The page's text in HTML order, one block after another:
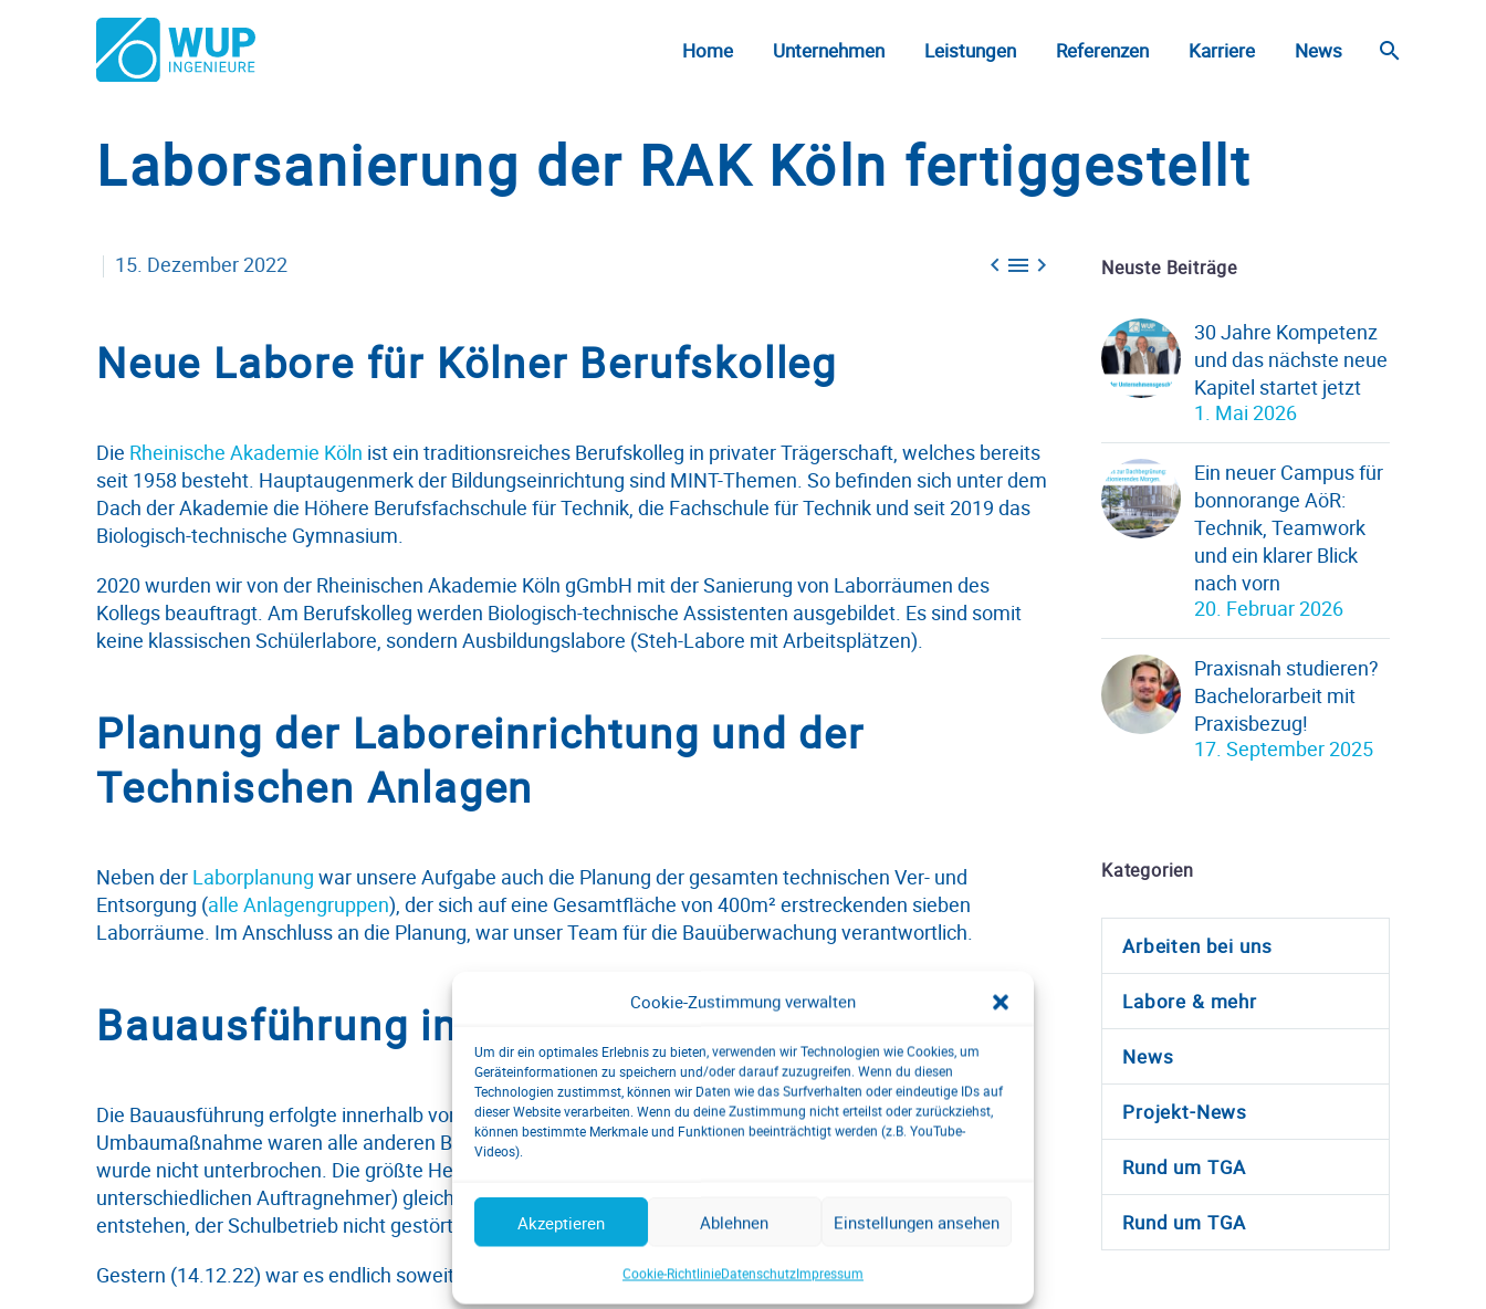
Cookie-Zustimmung verwalten
Um dir ein optimales Erlebnis zu bieten, verwenden wir Technologien wie Cookies, um
Geräteinformationen zu speichern und/oder darauf zuzugreifen. Wenn du diesen
Technologien zustimmst, können wir Daten wie das Surfverhalten oder eindeutige IDs auf
dieser Website verarbeiten. Wenn du deine Zustimmung nicht erteilst oder zurückziehst,
können bestimmte Merkmale und Funktionen beeinträchtigt werden (z.B. YouTube-
Videos).
Akzeptieren Ablehnen Einstellungen ansehen
Cookie-RichtlinieDatenschutzImpressum
Home Unternehmen Leistungen Referenzen Karriere News
Laborsanierung der RAK Köln fertiggestellt
  
15. Dezember 2022
Neue Labore für Kölner Berufskolleg
Die Rheinische Akademie Köln ist ein traditionsreiches Berufskolleg in privater Trägerschaft, welches bereits
seit 1958 besteht. Hauptaugenmerk der Bildungseinrichtung sind MINT-Themen. So befinden sich unter dem
Dach der Akademie die Höhere Berufsfachschule für Technik, die Fachschule für Technik und seit 2019 das
Biologisch-technische Gymnasium.
2020 wurden wir von der Rheinischen Akademie Köln gGmbH mit der Sanierung von Laborräumen des
Kollegs beauftragt. Am Berufskolleg werden Biologisch-technische Assistenten ausgebildet. Es sind somit
keine klassischen Schülerlabore, sondern Ausbildungslabore (Steh-Labore mit Arbeitsplätzen).
Planung der Laboreinrichtung und der
Technischen Anlagen
Neben der Laborplanung war unsere Aufgabe auch die Planung der gesamten technischen Ver- und
Entsorgung (alle Anlagengruppen), der sich auf eine Gesamtfläche von 400m² erstreckenden sieben
Laborräume. Im Anschluss an die Planung, war unser Team für die Bauüberwachung verantwortlich.
Bauausführung im laufenden Betrieb
Die Bauausführung erfolgte innerhalb von sechs Wochen im laufenden Betrieb. Während der
Umbaumaßnahme waren alle anderen Bereiche des Gebäudes weiterhin in Nutzung und der Schulbetrieb
wurde nicht unterbrochen. Die größte Herausforderung bestand darin, alle Gewerke (mehr als zehn
unterschiedlichen Auftragnehmer) gleichzeitig zu koordinieren, ohne dass Behinderungen im Bauablauf
entstehen, der Schulbetrieb nicht gestört und der sehr eng getaktete Zeitplan eingehalten wird.
Gestern (14.12.22) war es endlich soweit und die Einweihungsfeier der sanierten Räumlichkeiten fand statt.
Neuste Beiträge
30 Jahre Kompetenz
und das nächste neue
Kapitel startet jetzt
1. Mai 2026
Ein neuer Campus für
bonnorange AöR:
Technik, Teamwork
und ein klarer Blick
nach vorn
20. Februar 2026
Praxisnah studieren?
Bachelorarbeit mit
Praxisbezug!
17. September 2025
Kategorien
Arbeiten bei uns
Labore & mehr
News
Projekt-News
Rund um TGA
Rund um TGA